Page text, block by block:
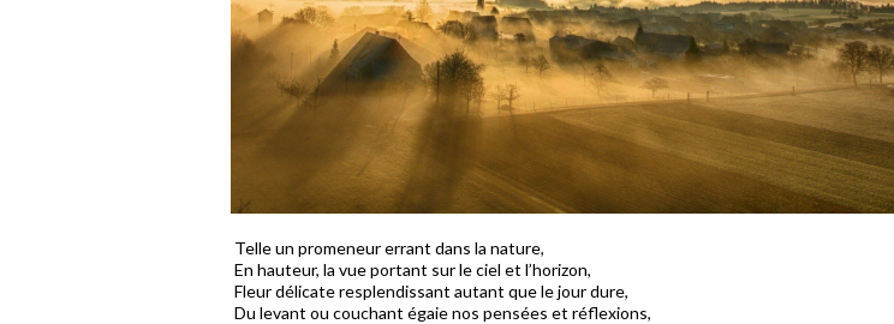
Telle un promeneur errant dans la nature,
En hauteur, la vue portant sur le ciel et l’horizon,
Fleur délicate resplendissant autant que le jour dure,
Du levant ou couchant égaie nos pensées et réflexions,